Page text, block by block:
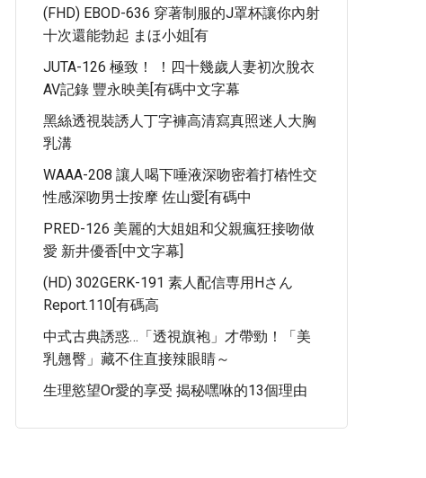
(FHD) EBOD-636 穿著制服的J罩杯讓你內射
十次還能勃起 まほ小姐[有
JUTA-126 極致！ ！四十幾歲人妻初次脫衣
AV記錄 豐永映美[有碼中文字幕
黑絲透視裝誘人丁字褲高清寫真照迷人大胸
乳溝
WAAA-208 讓人喝下唾液深吻密着打樁性交
性感深吻男士按摩 佐山愛[有碼中
PRED-126 美麗的大姐姐和父親瘋狂接吻做
愛 新井優香[中文字幕]
(HD) 302GERK-191 素人配信専用Hさん
Report.110[有碼高
中式古典誘惑…「透視旗袍」才帶勁！「美
乳翹臀」藏不住直接辣眼睛～
生理慾望or愛的享受 揭秘嘿咻的13個理由